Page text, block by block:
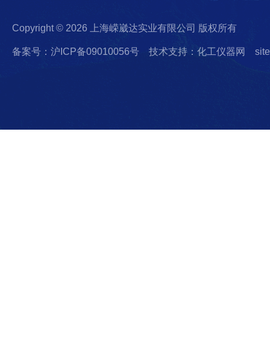
Copyright © 2026 上海嵘崴达实业有限公司 版权所有
备案号：沪ICP备09010056号 技术支持：化工仪器网